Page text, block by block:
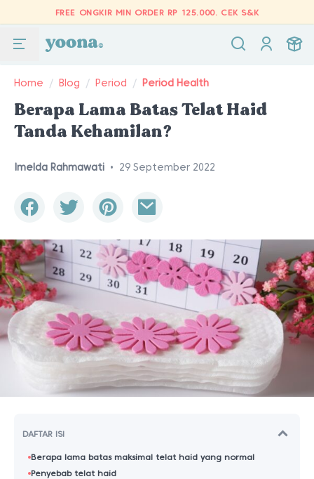
FREE ONGKIR MIN ORDER RP 125.000. CEK S&K
Home / Blog / Period / Period Health
Berapa Lama Batas Telat Haid
Tanda Kehamilan?
Imelda Rahmawati • 29 September 2022
DAFTAR ISI
Berapa lama batas maksimal telat haid yang normal
Penyebab telat haid